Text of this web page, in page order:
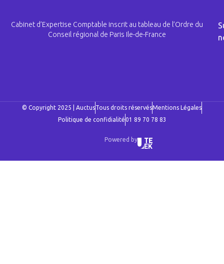
Cabinet d’Expertise Comptable inscrit au tableau de l’Ordre du
Conseil régional de Paris Ile-de-France
© Copyright 2025 | AuctusTous droits réservésMentions Légales
Politique de confidialité01 89 70 78 83
Powered by